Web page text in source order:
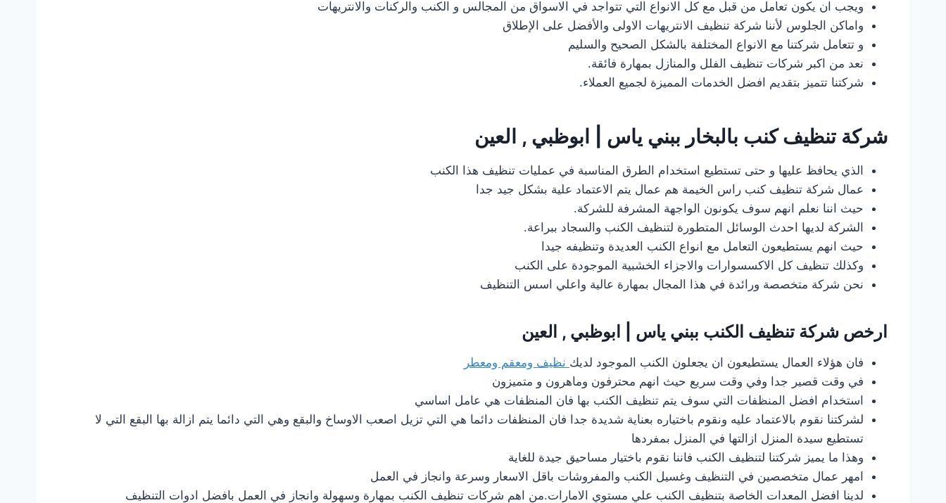
ويجب ان يكون تعامل من قبل مع كل الانواع التي تتواجد في الاسواق من المجالس و الكنب والركنات والانتريهات
واماكن الجلوس لأننا شركة تنظيف الانتريهات الاولى والأفضل على الإطلاق
و تتعامل شركتنا مع الانواع المختلفة بالشكل الصحيح والسليم
نعد من اكبر شركات تنظيف الفلل والمنازل بمهارة فائقة.
شركتنا تتميز بتقديم افضل الخدمات المميزة لجميع العملاء.
شركة تنظيف كنب بالبخار ببني ياس | ابوظبي , العين
الذي يحافظ عليها و حتى تستطيع استخدام الطرق المناسبة في عمليات تنظيف هذا الكنب
عمال شركة تنظيف كنب راس الخيمة هم عمال يتم الاعتماد علية بشكل جيد جدا
حيث اننا نعلم انهم سوف يكونون الواجهة المشرفة للشركة.
الشركة لديها احدث الوسائل المتطورة لتنظيف الكنب والسجاد ببراعة.
حيث انهم يستطيعون التعامل مع انواع الكنب العديدة وتنظيفه جيدا
وكذلك تنظيف كل الاكسسوارات والاجزاء الخشبية الموجودة على الكنب
نحن شركة متخصصة ورائدة في هذا المجال بمهارة عالية واعلي اسس التنظيف
ارخص شركة تنظيف الكنب ببني ياس | ابوظبي , العين
فان هؤلاء العمال يستطيعون ان يجعلون الكنب الموجود لديك نظيف ومعقم ومعطر
في وقت قصير جدا وفي وقت سريع حيث انهم محترفون وماهرون و متميزون
استخدام افضل المنظفات التي سوف يتم تنظيف الكنب بها فان المنظفات هي عامل اساسي
لشركتنا نقوم بالاعتماد عليه ونقوم باختياره بعناية شديدة جدا فان المنظفات دائما هي التي تزيل اصعب الاوساخ والبقع وهي التي دائما يتم ازالة بها البقع التي لا
تستطيع سيدة المنزل ازالتها في المنزل بمفردها
وهذا ما يميز شركتنا لتنظيف الكنب فاننا نقوم باختيار مساحيق جيدة للغاية
امهر عمال متخصصين في التنظيف وغسيل الكنب والمفروشات باقل الاسعار وسرعة وانجاز في العمل
لدينا افضل المعدات الخاصة بتنظيف الكنب علي مستوي الامارات.من اهم شركات تنظيف الكنب بمهارة وسهولة وانجاز في العمل بافضل ادوات التنظيف